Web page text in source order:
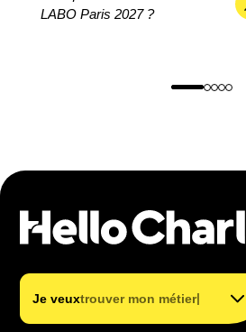
LABO Paris 2027 ?
Je veuxtr|
trouver mon métier
financer ma formation